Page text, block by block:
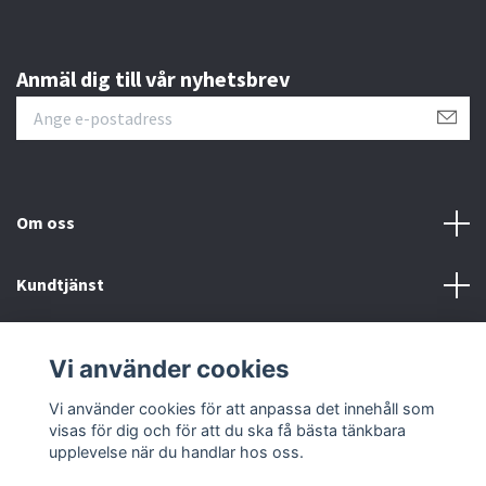
Anmäl dig till vår nyhetsbrev
Om oss
Kundtjänst
Sociala medier
Vi använder cookies
Vi använder cookies för att anpassa det innehåll som
visas för dig och för att du ska få bästa tänkbara
upplevelse när du handlar hos oss.